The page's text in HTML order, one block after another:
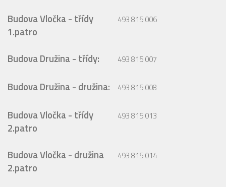
Budova Vločka - třídy
1.patro
493 815 006
Budova Družina - třídy: 493 815 007
Budova Družina - družina: 493 815 008
Budova Vločka - třídy
2.patro
493 815 013
Budova Vločka - družina
2.patro
493 815 014